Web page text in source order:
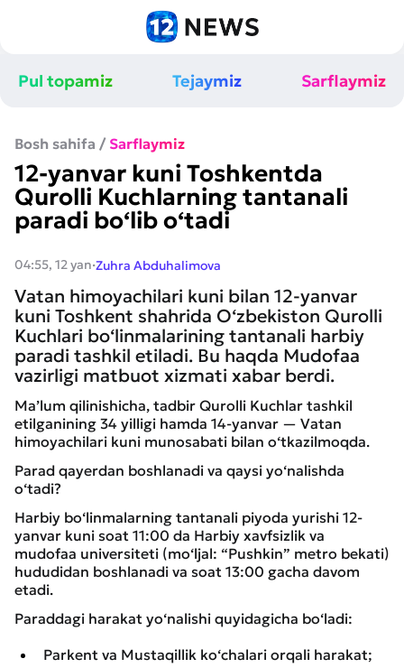
Pul topamiz Tejaymiz Sarflaymiz
Bosh sahifa / Sarflaymiz
12-yanvar kuni Toshkentda
Qurolli Kuchlarning tantanali
paradi bo‘lib o‘tadi
04:55, 12 yan·Zuhra Abduhalimova
Vatan himoyachilari kuni bilan 12-yanvar
kuni Toshkent shahrida O‘zbekiston Qurolli
Kuchlari bo‘linmalarining tantanali harbiy
paradi tashkil etiladi. Bu haqda Mudofaa
vazirligi matbuot xizmati xabar berdi.
Ma’lum qilinishicha, tadbir Qurolli Kuchlar tashkil
etilganining 34 yilligi hamda 14-yanvar — Vatan
himoyachilari kuni munosabati bilan o‘tkazilmoqda.
Parad qayerdan boshlanadi va qaysi yo‘nalishda
o‘tadi?
Harbiy bo‘linmalarning tantanali piyoda yurishi 12-
yanvar kuni soat 11:00 da Harbiy xavfsizlik va
mudofaa universiteti (mo‘ljal: “Pushkin” metro bekati)
hududidan boshlanadi va soat 13:00 gacha davom
etadi.
Paraddagi harakat yo‘nalishi quyidagicha bo‘ladi:
Parkent va Mustaqillik ko‘chalari orqali harakat;